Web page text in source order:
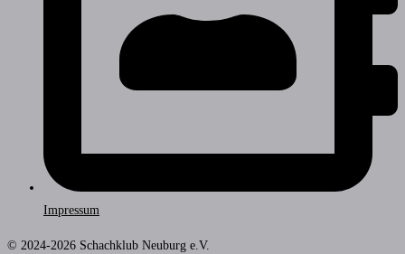
Impressum
© 2024-2026 Schachklub Neuburg e.V.